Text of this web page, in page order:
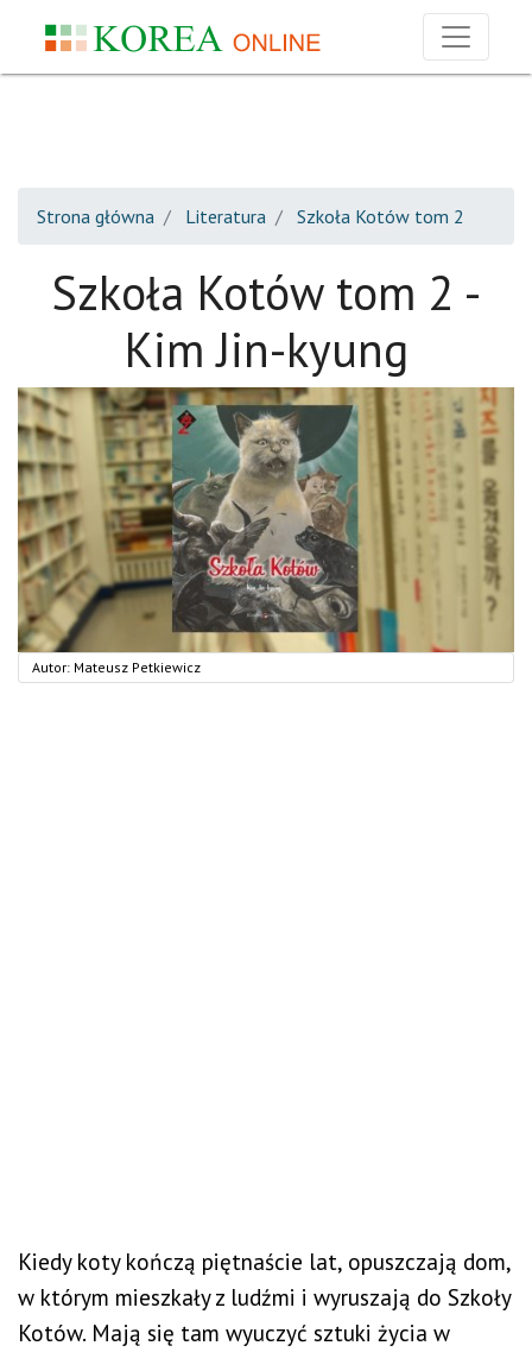
Strona główna Literatura Szkoła Kotów tom 2
Szkoła Kotów tom 2 -
Kim Jin-kyung
Autor: Mateusz Petkiewicz
Kiedy koty kończą piętnaście lat, opuszczają dom,
w którym mieszkały z ludźmi i wyruszają do Szkoły
Kotów. Mają się tam wyuczyć sztuki życia w